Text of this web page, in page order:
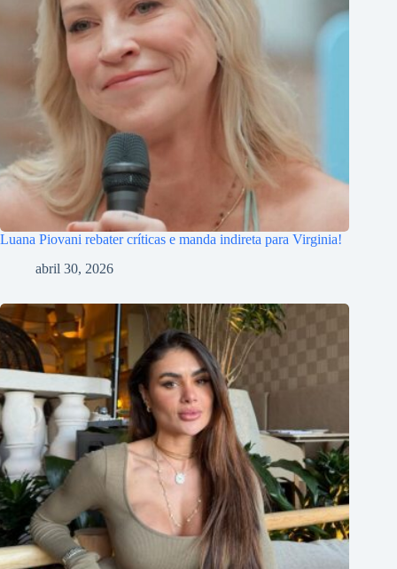
Luana Piovani rebater críticas e manda indireta para Virginia!
abril 30, 2026